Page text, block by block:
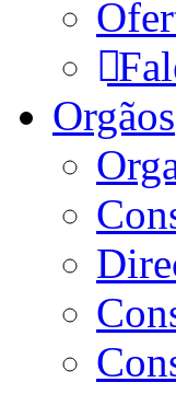
Orgãos